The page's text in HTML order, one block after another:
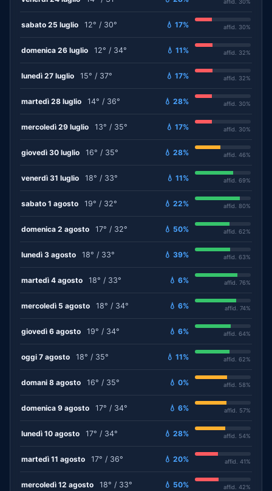
affid. 30%
sabato 25 luglio 12° / 30° 💧 17% affid. 30%
domenica 26 luglio 12° / 34° 💧 11% affid. 32%
lunedì 27 luglio 15° / 37° 💧 17% affid. 32%
martedì 28 luglio 14° / 36° 💧 28% affid. 30%
mercoledì 29 luglio 13° / 35° 💧 17% affid. 30%
giovedì 30 luglio 16° / 35° 💧 28% affid. 46%
venerdì 31 luglio 18° / 33° 💧 11% affid. 69%
sabato 1 agosto 19° / 32° 💧 22% affid. 80%
domenica 2 agosto 17° / 32° 💧 50% affid. 62%
lunedì 3 agosto 18° / 33° 💧 39% affid. 63%
martedì 4 agosto 18° / 33° 💧 6% affid. 76%
mercoledì 5 agosto 18° / 34° 💧 6% affid. 74%
giovedì 6 agosto 19° / 34° 💧 6% affid. 64%
oggi 7 agosto 18° / 35° 💧 11% affid. 62%
domani 8 agosto 16° / 35° 💧 0% affid. 58%
domenica 9 agosto 17° / 34° 💧 6% affid. 57%
lunedì 10 agosto 17° / 34° 💧 28% affid. 54%
martedì 11 agosto 17° / 36° 💧 20% affid. 41%
mercoledì 12 agosto 18° / 33° 💧 50% affid. 42%